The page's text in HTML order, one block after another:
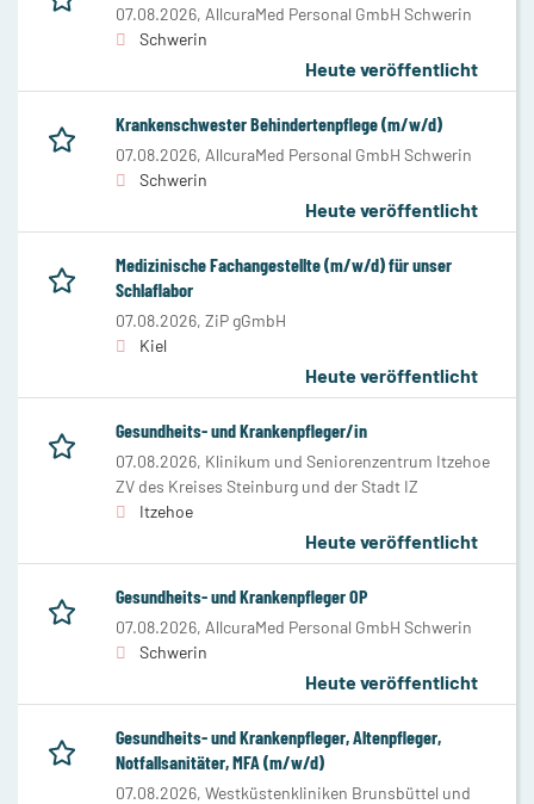
07.08.2026, AllcuraMed Personal GmbH Schwerin
Schwerin
Heute veröffentlicht
Krankenschwester Behindertenpflege (m/w/d)
07.08.2026, AllcuraMed Personal GmbH Schwerin
Schwerin
Heute veröffentlicht
Medizinische Fachangestellte (m/w/d) für unser
Schlaflabor
07.08.2026, ZiP gGmbH
Kiel
Heute veröffentlicht
Gesundheits- und Krankenpfleger/in
07.08.2026, Klinikum und Seniorenzentrum Itzehoe
ZV des Kreises Steinburg und der Stadt IZ
Itzehoe
Heute veröffentlicht
Gesundheits- und Krankenpfleger OP
07.08.2026, AllcuraMed Personal GmbH Schwerin
Schwerin
Heute veröffentlicht
Gesundheits- und Krankenpfleger, Altenpfleger,
Notfallsanitäter, MFA (m/w/d)
07.08.2026, Westküstenkliniken Brunsbüttel und